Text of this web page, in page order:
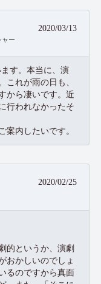
ャー
2020/03/13
す。本当に、演
これが雨の日も、
から凄いです。近
行われなかったそ
案内したいです。
2020/02/25
的というか、演劇
おかしいのでしょ
るのですから真面